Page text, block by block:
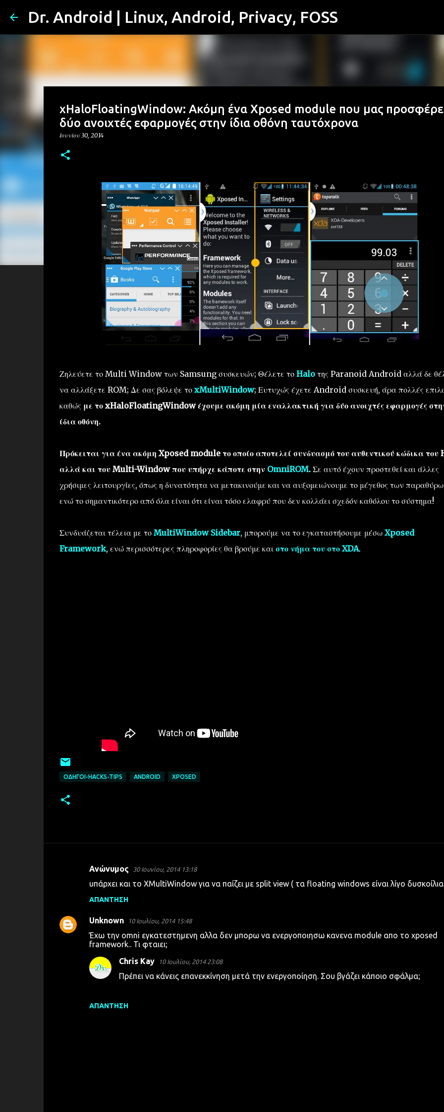
Μετάβαση στο κύριο περιεχόμενο
Dr. Android | Linux, Android, Privacy, FOSS
xHaloFloatingWindow: Ακόμη ένα Xposed module που μας
δύο ανοιχτές εφαρμογές στην ίδια οθόνη ταυτόχρονα
Ιουνίου 30, 2014
Ζηλεύετε το Multi Window των Samsung συσκευών; Θέλετε το Haloτης Paranoid Android αλλά δε
να αλλάξετε ROM; Δε σας βόλεψε το xMultiWindow; Ευτυχώς έχετε Android συσκευή, άρα πολλές
καθώς με το xHaloFloatingWindow έχουμε ακόμη μία εναλλακτική για δύο ανοιχτές εφαρμογές
ίδια οθόνη.
Πρόκειται για ένα ακόμη Xposed module το οποίο αποτελεί συνδυασμό του αυθεντικού κώδικα του
αλλά και του Multi-Window που υπήρχε κάποτε στην OmniROM.Σε αυτό έχουν προστεθεί και άλλες
χρήσιμες λειτουργίες, όπως η δυνατότητα να μετακινούμε και να αυξομειώνουμε το μέγεθος των
ενώ το σημαντικότερο από όλα είναι ότι είναι τόσο ελαφρύ που δεν κολλάει σχεδόν καθόλου το σύστημα!
Συνδυάζεται τέλεια με το MultiWindow Sidebar, μπορούμε να το εγκαταστήσουμε μέσω Xposed
Framework, ενώ περισσότερες πληροφορίες θα βρούμε και στο νήμα του στο XDA.
ΟΔΗΓΟΊ-HACKS-TIPS ANDROID XPOSED
λ
ι
Ανώνυμος 30 Ιουνίου, 2014 13:18
υπάρχει και το XMultiWindow για να παίζει με split view ( τα floating windows είναι λίγο
ΑΠΆΝΤΗΣΗ
Unknown 10 Ιουλίου, 2014 15:48
Έχω την omni εγκατεστημενη αλλα δεν μπορω να ενεργοποιησω κανενα module απο το xposed
framework.. Τι φταιει;
ΑΠΆΝΤΗΣΗ
Chris Kay 10 Ιουλίου, 2014 23:08
Πρέπει να κάνεις επανεκκίνηση μετά την ενεργοποίηση. Σου βγάζει κάποιο σφάλμα;